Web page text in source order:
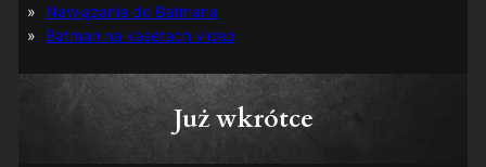
Nawiązania do Batmana
Batman na kasetach video
Już wkrótce